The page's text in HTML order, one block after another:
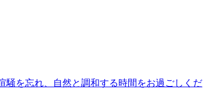
騒を忘れ、自然と調和する時間をお過ごしくだ